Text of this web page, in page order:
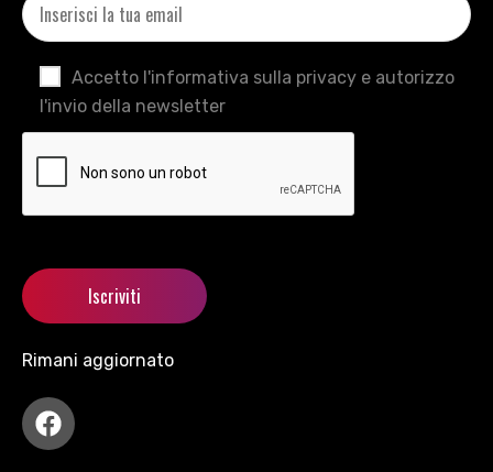
Accetto l'informativa sulla privacy e autorizzo
l'invio della newsletter
Rimani aggiornato